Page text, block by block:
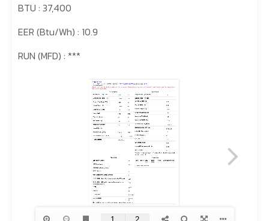
BTU : 37,400
EER (Btu/Wh) : 10.9
RUN (MFD) : ***